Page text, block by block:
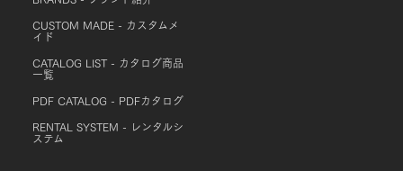
CUSTOM MADE - カスタムメ
イド
CATALOG LIST - カタログ商品
一覧
PDF CATALOG - PDFカタログ
RENTAL SYSTEM - レンタルシ
ステム